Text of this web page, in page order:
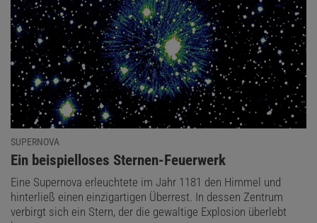
SUPERNOVA
:
Ein beispielloses Sternen-Feuerwerk
Eine Supernova erleuchtete im Jahr 1181 den Himmel und
hinterließ einen einzigartigen Überrest. In dessen Zentrum
verbirgt sich ein Stern, der die gewaltige Explosion überlebt